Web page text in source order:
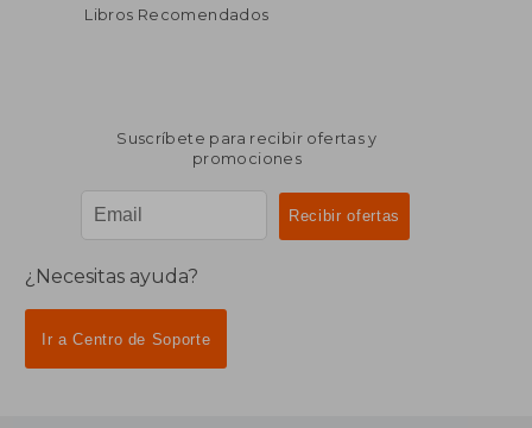
Libros Recomendados
Suscríbete para recibir ofertas y
promociones
¿Necesitas ayuda?
Ir a Centro de Soporte